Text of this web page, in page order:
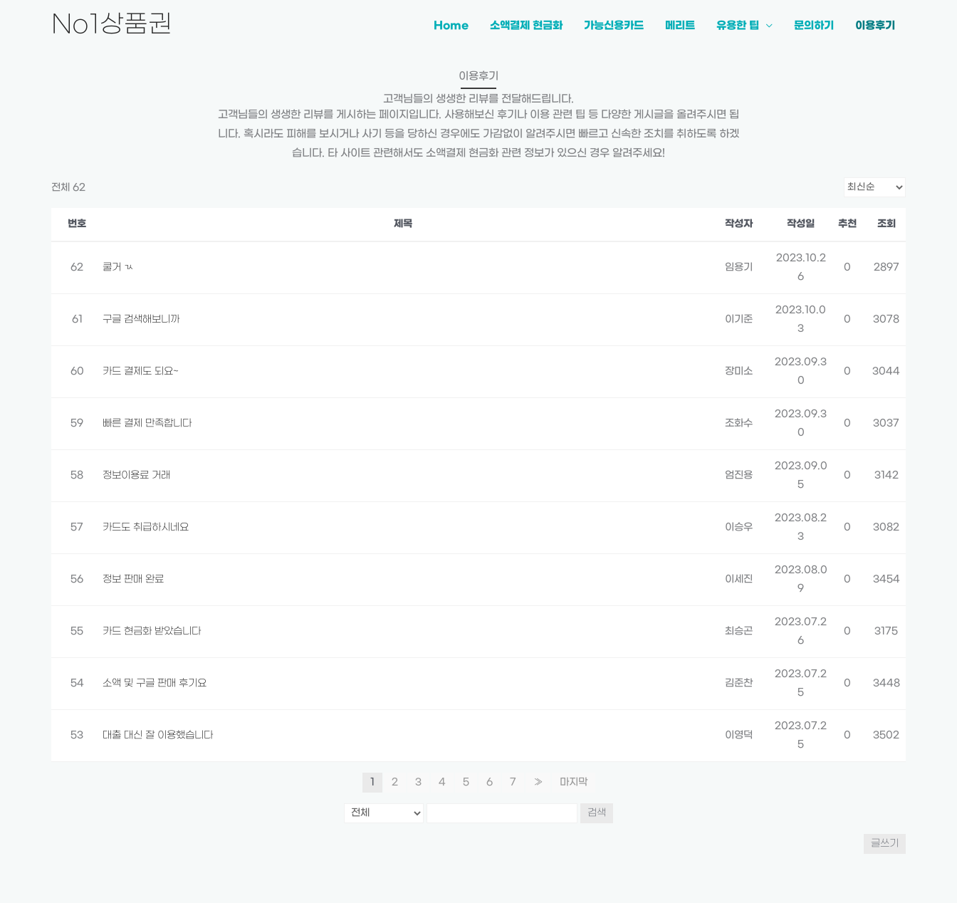
No1상품권 Home 소액결제 현금화 가능신용카드 메리트 유용한 팁 문의하기 이용후기
이용후기
고객님들의 생생한 리뷰를 전달해드립니다.
고객님들의 생생한 리뷰를 게시하는 페이지입니다. 사용해보신 후기나 이용 관련 팁 등 다양한 게시글을 올려주시면 됩
니다. 혹시라도 피해를 보시거나 사기 등을 당하신 경우에도 가감없이 알려주시면 빠르고 신속한 조치를 취하도록 하겠
습니다. 타 사이트 관련해서도 소액결제 현금화 관련 정보가 있으신 경우 알려주세요!
전체 62
번호 제목 작성자 작성일 추천 조회
62 쿨거 ㄳ 임용기
2023.10.2
6
0 2897
61 구글 검색해보니까 이기준
2023.10.0
3
0 3078
60 카드 결제도 되요~ 장미소
2023.09.3
0
0 3044
59 빠른 결제 만족합니다 조화수
2023.09.3
0
0 3037
58 정보이용료 거래 엄진용
2023.09.0
5
0 3142
57 카드도 취급하시네요 이승우
2023.08.2
3
0 3082
56 정보 판매 완료 이세진
2023.08.0
9
0 3454
55 카드 현금화 받았습니다 최승곤
2023.07.2
6
0 3175
54 소액 및 구글 판매 후기요 김준찬
2023.07.2
5
0 3448
53 대출 대신 잘 이용했습니다 이영덕
2023.07.2
5
0 3502
1 2 3 4 5 6 7 » 마지막
검색
글쓰기